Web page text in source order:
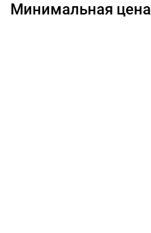
Минимальная цена